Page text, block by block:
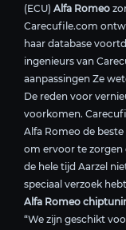
(ECU) Alfa Romeo
Carecufile.com
haar database
ingenieurs van
aanpassingen Ze
De reden voor
voorkomen.
Alfa Romeo de
om ervoor te zorgen
de hele tijd Aarzel
speciaal verzoek
Alfa Romeo
“We zijn geschikt